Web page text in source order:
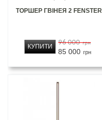
ТОРШЕР ГВІНЕЯ 2 FENSTER
96 000 грн
85 000 грн
КУПИТИ